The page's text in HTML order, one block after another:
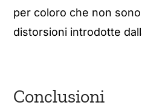
per coloro che non
distorsioni introdotte
Conclusioni